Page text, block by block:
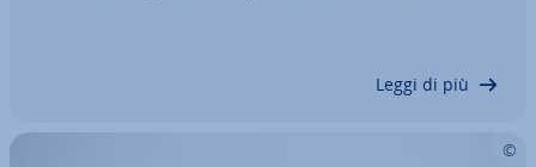
Leggi di più